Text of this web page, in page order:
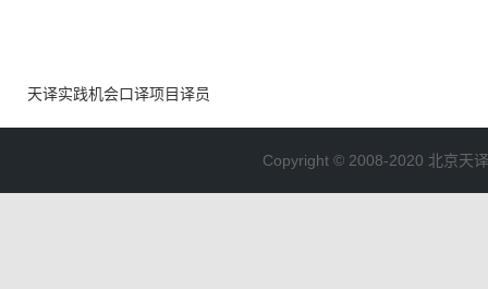
天译实践机会口译项目译员
Copyright © 2008-2020 北京天